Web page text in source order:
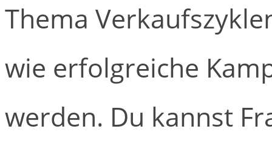
Thema
wie erfolgreiche
werden. Du kannst